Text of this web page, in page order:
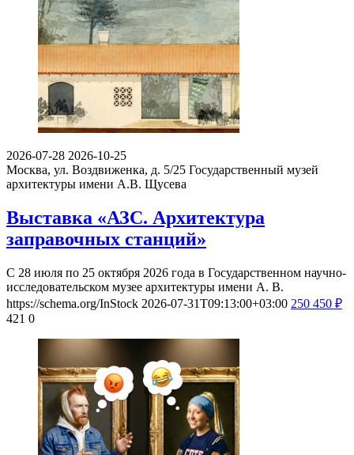
2026-07-28 2026-10-25
Москва, ул. Воздвиженка, д. 5/25 Государственный музей
архитектуры имени А.В. Щусева
Выставка «АЗС. Архитектура
заправочных станций»
С 28 июля по 25 октября 2026 года в Государственном научно-
исследовательском музее архитектуры имени А. В.
https://schema.org/InStock 2026-07-31T09:13:00+03:00 250 450 ₽
421 0